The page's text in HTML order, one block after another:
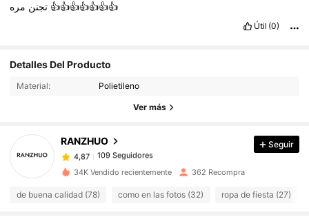
تجنن 👍👍👍👍👍👍👍
Útil (0)
Detalles Del Producto
Material: Polietileno
Ver más
RANZHUO
4,87 109 Seguidores
109 Seguidores
4,87
109 Seguidores
s***9
pagóHace 1 día
4,87 109 Seguidores
Seguir
34K Vendido recientemente 362 Recompra
de buena calidad (78) como en las fotos (32) ropa de fiesta (27)